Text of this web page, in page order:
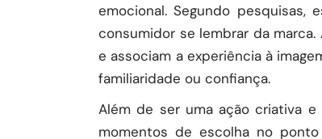
emocional. Segundo
consumidor se lembrar da
e associam a experiência à
familiaridade ou confiança.
Além de ser uma ação criativa
momentos de escolha no